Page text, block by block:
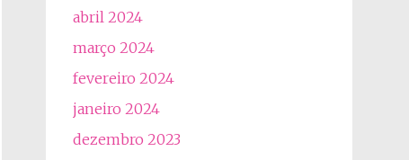
abril 2024
março 2024
fevereiro 2024
janeiro 2024
dezembro 2023